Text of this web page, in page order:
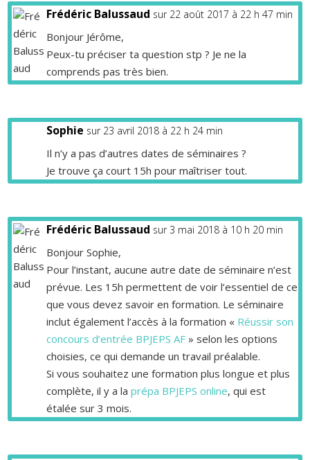
Frédéric Balussaud sur 22 août 2017 à 22 h 47 min
Bonjour Jérôme,
Peux-tu préciser ta question stp ? Je ne la
comprends pas très bien.
Sophie sur 23 avril 2018 à 22 h 24 min
Il n’y a pas d’autres dates de séminaires ?
Je trouve ça court 15h pour maîtriser tout.
Frédéric Balussaud sur 3 mai 2018 à 10 h 20 min
Bonjour Sophie,
Pour l’instant, aucune autre date de séminaire n’est
prévue. Les 15h permettent de voir l’essentiel de ce
que vous devez savoir en formation. Le séminaire
inclut également l’accès à la formation « Réussir son
concours d’entrée BPJEPS AF » selon les options
choisies, ce qui demande un travail préalable.
Si vous souhaitez une formation plus longue et plus
complète, il y a laprépa BPJEPS online, qui est
étalée sur 3 mois.